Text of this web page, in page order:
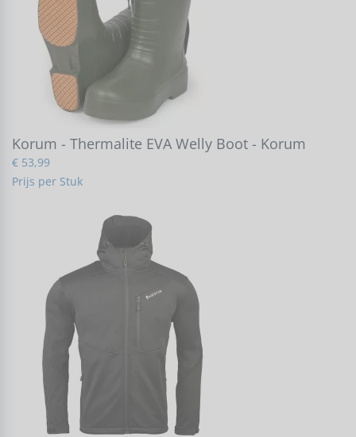
Korum - Thermalite EVA Welly Boot - Korum
€ 53,99
Prijs per Stuk